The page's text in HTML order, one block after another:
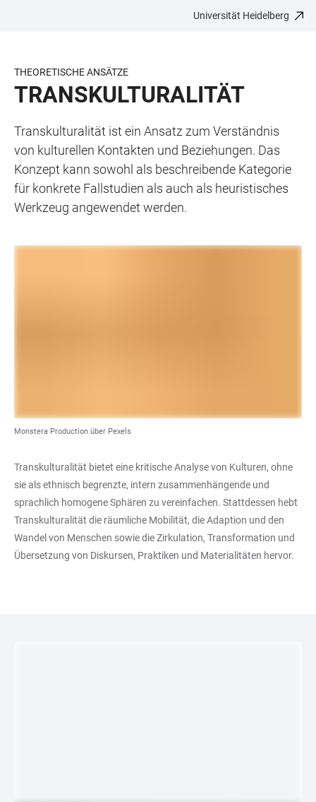
BARRIEREFREIHEIT
Universität Heidelberg
THEORETISCHE ANSÄTZE
TRANSKULTURALITÄT
Transkulturalität ist ein Ansatz zum Verständnis
von kulturellen Kontakten und Beziehungen. Das
Konzept kann sowohl als beschreibende Kategorie
für konkrete Fallstudien als auch als heuristisches
Werkzeug angewendet werden.
Monstera Production über Pexels
Transkulturalität bietet eine kritische Analyse von Kulturen, ohne
sie als ethnisch begrenzte, intern zusammenhängende und
sprachlich homogene Sphären zu vereinfachen. Stattdessen hebt
Transkulturalität die räumliche Mobilität, die Adaption und den
Wandel von Menschen sowie die Zirkulation, Transformation und
Übersetzung von Diskursen, Praktiken und Materialitäten hervor.